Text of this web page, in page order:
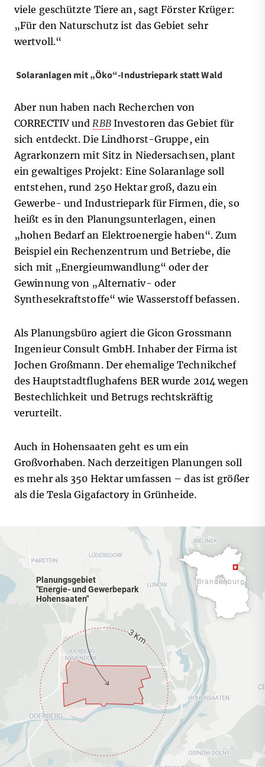
viele geschützte Tiere an, sagt Förster Krüger:
„Für den Naturschutz ist das Gebiet sehr
wertvoll.“
Solaranlagen mit „Öko“-Industriepark statt Wald
Aber nun haben nach Recherchen von
CORRECTIV undRBBInvestoren das Gebiet für
sich entdeckt. Die Lindhorst-Gruppe, ein
Agrarkonzern mit Sitz in Niedersachsen, plant
ein gewaltiges Projekt: Eine Solaranlage soll
entstehen, rund 250 Hektar groß, dazu ein
Gewerbe- und Industriepark für Firmen, die, so
heißt es in den Planungsunterlagen, einen
„hohen Bedarf an Elektroenergie haben“. Zum
Beispiel ein Rechenzentrum und Betriebe, die
sich mit „Energieumwandlung“ oder der
Gewinnung von „Alternativ- oder
Synthesekraftstoffe“ wie Wasserstoff befassen.
Als Planungsbüro agiert die Gicon Grossmann
Ingenieur Consult GmbH. Inhaber der Firma ist
Jochen Großmann. Der ehemalige Technikchef
des Hauptstadtflughafens BER wurde 2014 wegen
Bestechlichkeit und Betrugs rechtskräftig
verurteilt.
Auch in Hohensaaten geht es um ein
Großvorhaben. Nach derzeitigen Planungen soll
es mehr als 350 Hektar umfassen – das ist größer
als die Tesla Gigafactory in Grünheide.